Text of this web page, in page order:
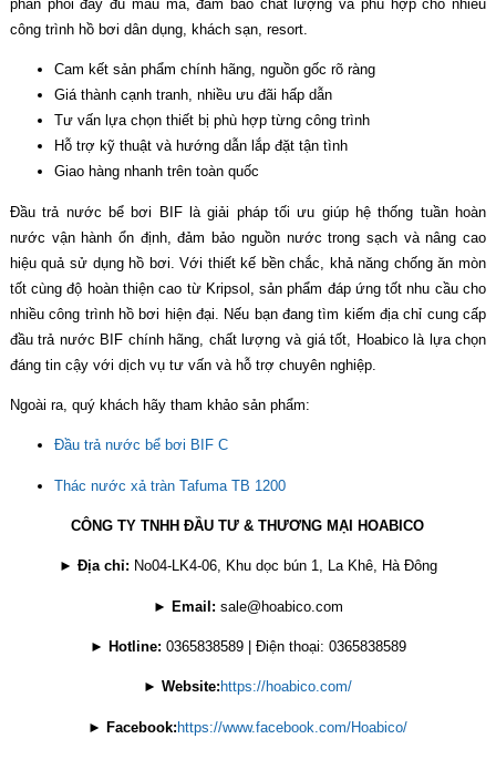
phân phối đầy đủ mẫu mã, đảm bảo chất lượng và phù hợp cho nhiều
công trình hồ bơi dân dụng, khách sạn, resort.
Cam kết sản phẩm chính hãng, nguồn gốc rõ ràng
Giá thành cạnh tranh, nhiều ưu đãi hấp dẫn
Tư vấn lựa chọn thiết bị phù hợp từng công trình
Hỗ trợ kỹ thuật và hướng dẫn lắp đặt tận tình
Giao hàng nhanh trên toàn quốc
Đầu trả nước bể bơi BIF là giải pháp tối ưu giúp hệ thống tuần hoàn
nước vận hành ổn định, đảm bảo nguồn nước trong sạch và nâng cao
hiệu quả sử dụng hồ bơi. Với thiết kế bền chắc, khả năng chống ăn mòn
tốt cùng độ hoàn thiện cao từ Kripsol, sản phẩm đáp ứng tốt nhu cầu cho
nhiều công trình hồ bơi hiện đại. Nếu bạn đang tìm kiếm địa chỉ cung cấp
đầu trả nước BIF chính hãng, chất lượng và giá tốt, Hoabico là lựa chọn
đáng tin cậy với dịch vụ tư vấn và hỗ trợ chuyên nghiệp.
Ngoài ra, quý khách hãy tham khảo sản phẩm:
Đầu trả nước bể bơi BIF C
Thác nước xả tràn Tafuma TB 1200
CÔNG TY TNHH ĐẦU TƯ & THƯƠNG MẠI HOABICO
► Địa chỉ: No04-LK4-06, Khu dọc bún 1, La Khê, Hà Đông
► Email: sale@hoabico.com
► Hotline: 0365838589 | Điện thoại: 0365838589
►Website: https://hoabico.com/
►Facebook:https://www.facebook.com/Hoabico/